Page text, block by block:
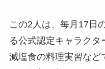
この2人は、毎月17日
る公式認定キャラクタ
減塩食の料理実習など